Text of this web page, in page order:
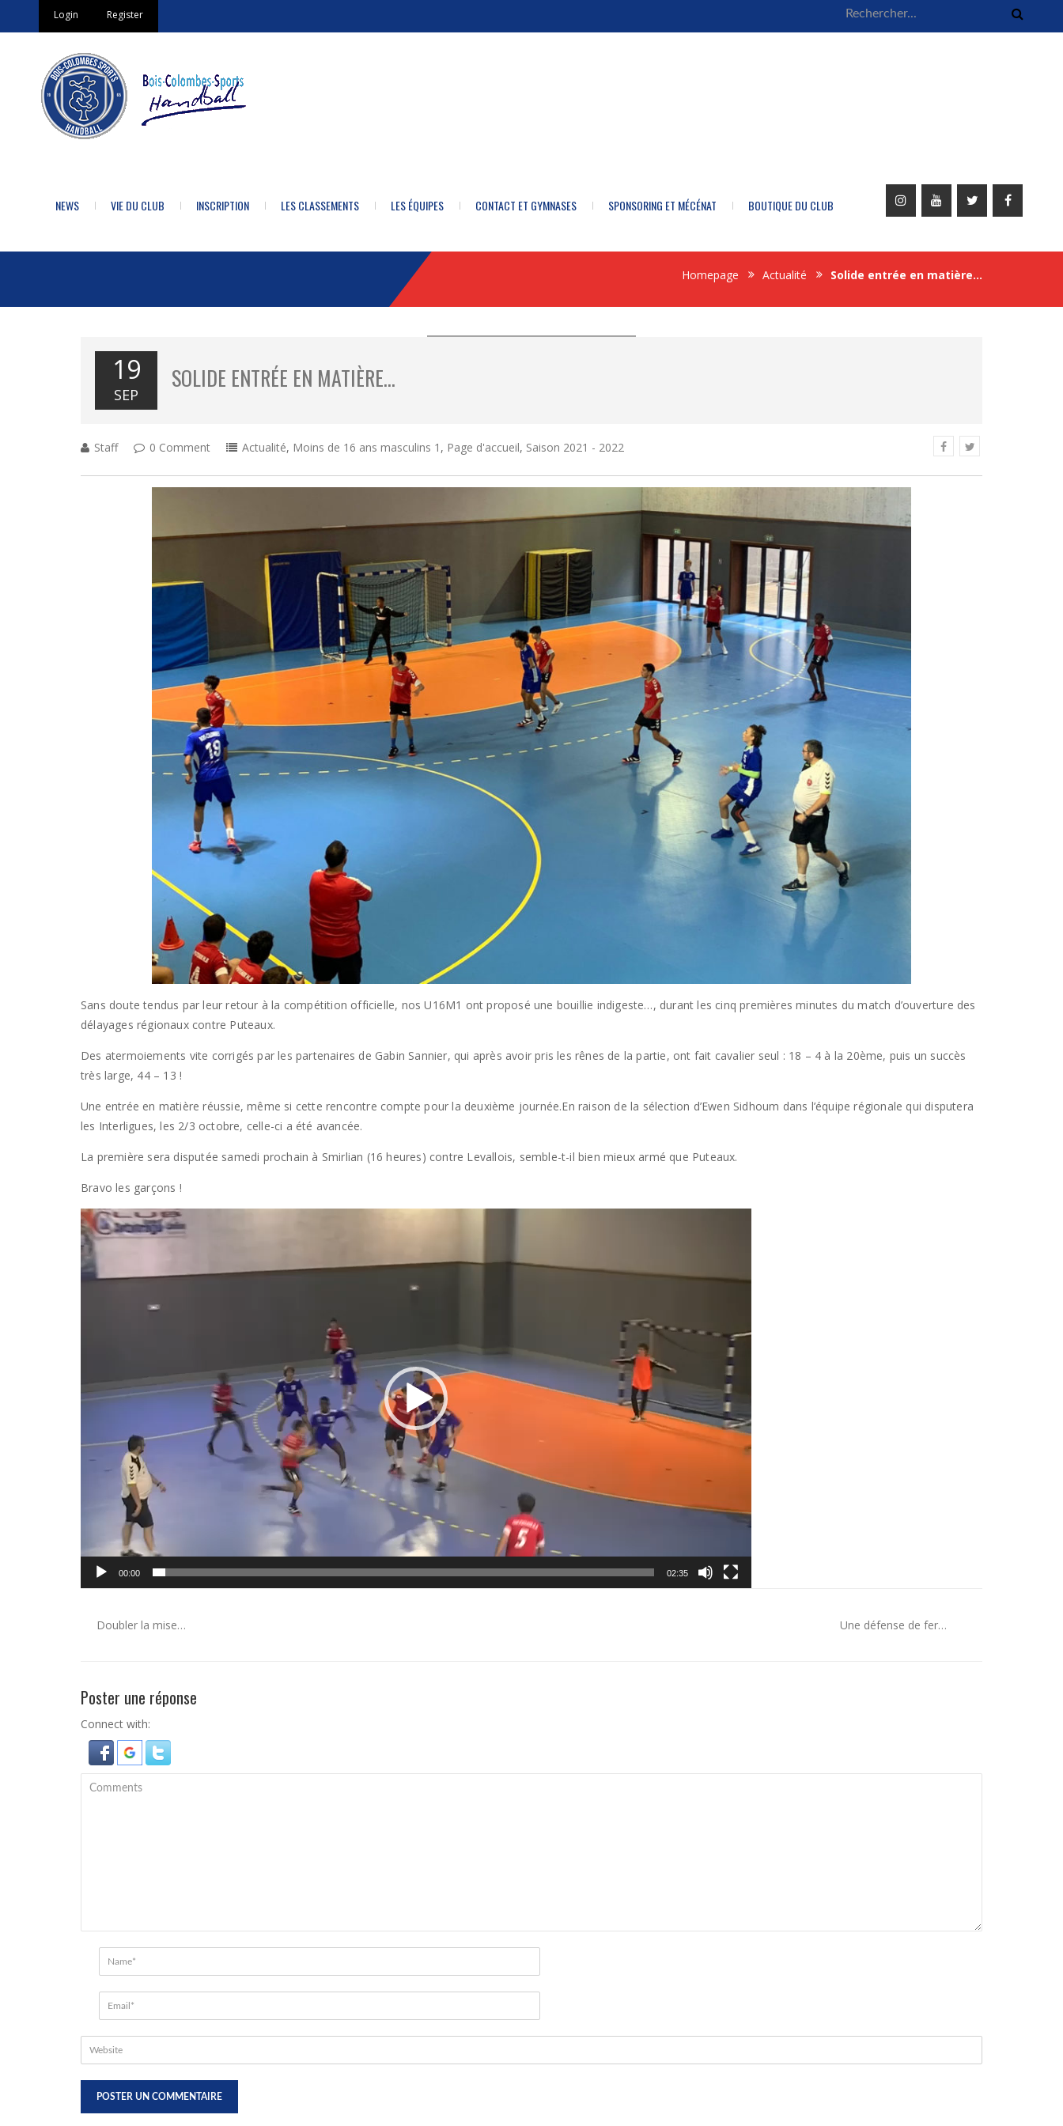
Login Register
NEWS VIE DU CLUB INSCRIPTION LES CLASSEMENTS LES ÉQUIPES CONTACT ET GYMNASES SPONSORING ET MÉCÉNAT BOUTIQUE DU CLUB
Homepage Actualité Solide entrée en matière…
19
SEP
SOLIDE ENTRÉE EN MATIÈRE…
Staff 0 Comment Actualité, Moins de 16 ans masculins 1 , Page d'accueil, Saison 2021 - 2022
Sans doute tendus par leur retour à la compétition officielle, nos U16M1 ont proposé une bouillie indigeste…, durant les cinq premières minutes du match d’ouverture des
délayages régionaux contre Puteaux.
Des atermoiements vite corrigés par les partenaires de Gabin Sannier, qui après avoir pris les rênes de la partie, ont fait cavalier seul : 18 – 4 à la 20ème, puis un succès
très large, 44 – 13 !
Une entrée en matière réussie, même si cette rencontre compte pour la deuxième journée.En raison de la sélection d’Ewen Sidhoum dans l’équipe régionale qui disputera
les Interligues, les 2/3 octobre, celle-ci a été avancée.
La première sera disputée samedi prochain à Smirlian (16 heures) contre Levallois, semble-t-il bien mieux armé que Puteaux.
Bravo les garçons !
Lecteur
vidéo
00:00 02:35
Doubler la mise… Une défense de fer…
Poster une réponse
Connect with: